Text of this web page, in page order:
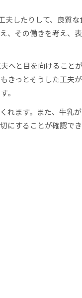
夫したりして、良質な
、その働きを考え、
へと目を向けること
きっとそうした工夫
。
れます。また、牛乳が
にすることが確認で